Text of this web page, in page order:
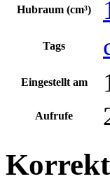
Hubraum (cm³)
Tags
Eingestellt am
Aufrufe